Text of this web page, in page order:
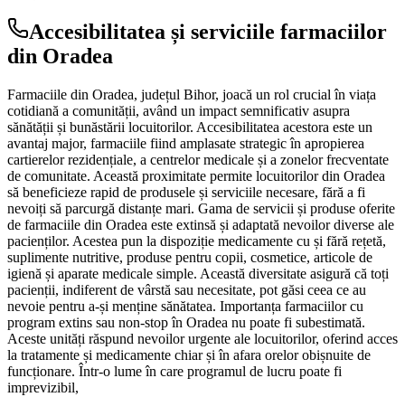
Accesibilitatea și serviciile farmaciilor
din Oradea
Farmaciile din Oradea, județul Bihor, joacă un rol crucial în viața
cotidiană a comunității, având un impact semnificativ asupra
sănătății și bunăstării locuitorilor. Accesibilitatea acestora este un
avantaj major, farmaciile fiind amplasate strategic în apropierea
cartierelor rezidențiale, a centrelor medicale și a zonelor frecventate
de comunitate. Această proximitate permite locuitorilor din Oradea
să beneficieze rapid de produsele și serviciile necesare, fără a fi
nevoiți să parcurgă distanțe mari. Gama de servicii și produse oferite
de farmaciile din Oradea este extinsă și adaptată nevoilor diverse ale
pacienților. Acestea pun la dispoziție medicamente cu și fără rețetă,
suplimente nutritive, produse pentru copii, cosmetice, articole de
igienă și aparate medicale simple. Această diversitate asigură că toți
pacienții, indiferent de vârstă sau necesitate, pot găsi ceea ce au
nevoie pentru a-și menține sănătatea. Importanța farmaciilor cu
program extins sau non-stop în Oradea nu poate fi subestimată.
Aceste unități răspund nevoilor urgente ale locuitorilor, oferind acces
la tratamente și medicamente chiar și în afara orelor obișnuite de
funcționare. Într-o lume în care programul de lucru poate fi
imprevizibil,